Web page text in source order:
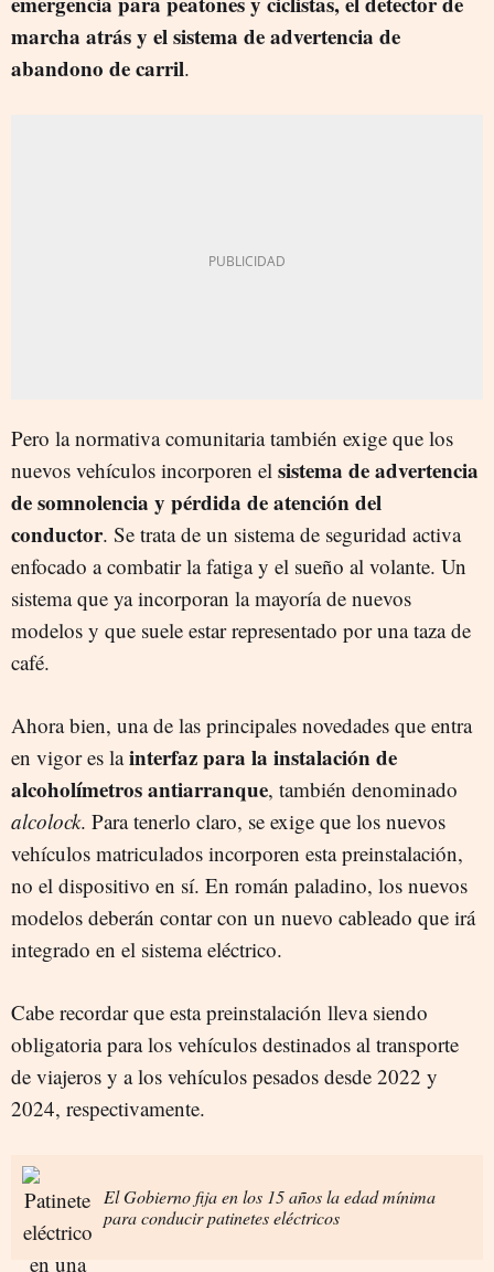
marcha atrás y el sistema de advertencia de
abandono de carril.
Pero la normativa comunitaria también exige que los
nuevos vehículos incorporen el sistema de advertencia
de somnolencia y pérdida de atención del
conductor. Se trata de un sistema de seguridad activa
enfocado a combatir la fatiga y el sueño al volante. Un
sistema que ya incorporan la mayoría de nuevos
modelos y que suele estar representado por una taza de
café.
Ahora bien, una de las principales novedades que entra
en vigor es lainterfaz para la instalación de
alcoholímetros antiarranque, también denominado
alcolock. Para tenerlo claro, se exige que los nuevos
vehículos matriculados incorporen esta preinstalación,
no el dispositivo en sí. En román paladino, los nuevos
modelos deberán contar con un nuevo cableado que irá
integrado en el sistema eléctrico.
Cabe recordar que esta preinstalación lleva siendo
obligatoria para los vehículos destinados al transporte
de viajeros y a los vehículos pesados desde 2022 y
2024, respectivamente.
El Gobierno fija en los 15 años la edad mínima
para conducir patinetes eléctricos